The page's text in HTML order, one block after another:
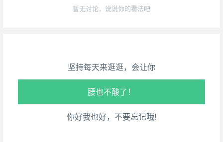
暂无讨论，说说你的看法吧
坚持每天来逛逛，会让你
你好我也好，不要忘记哦!